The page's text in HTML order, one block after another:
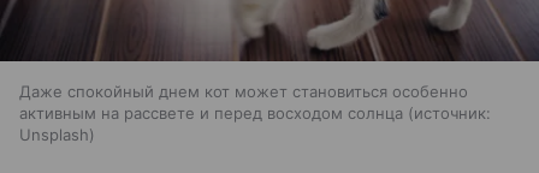
Даже спокойный днем кот может становиться особенно
активным на рассвете и перед восходом солнца
источник:
Unsplash